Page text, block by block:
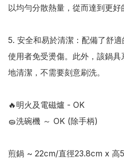
以均勻分散熱量，從而達到更好
5. 安全和易於清潔：配備了舒
使用者免受燙傷。此外，該鍋
地清潔，不需要刻意刷洗。
🔥明火及電磁爐 - OK
🧽洗碗機 ～ OK (除手柄)
煎鍋 ~ 22cm/直徑23.8cm x 高